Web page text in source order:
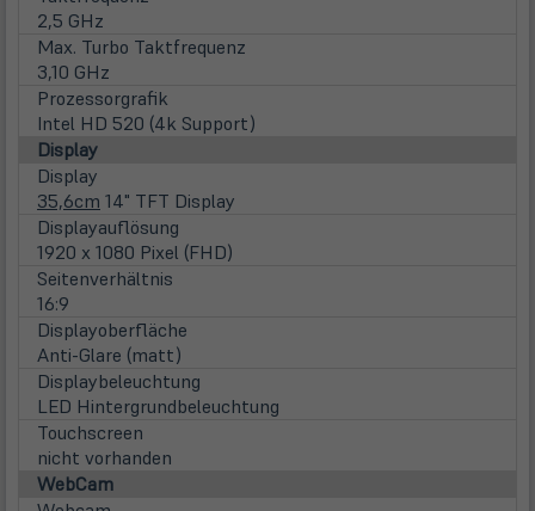
2,5 GHz
Max. Turbo Taktfrequenz
3,10 GHz
Prozessorgrafik
Intel HD 520 (4k Support)
Display
Display
35,6cm 14" TFT Display
Displayauflösung
1920 x 1080 Pixel (FHD)
Seitenverhältnis
16:9
Displayoberfläche
Anti-Glare (matt)
Displaybeleuchtung
LED Hintergrundbeleuchtung
Touchscreen
nicht vorhanden
WebCam